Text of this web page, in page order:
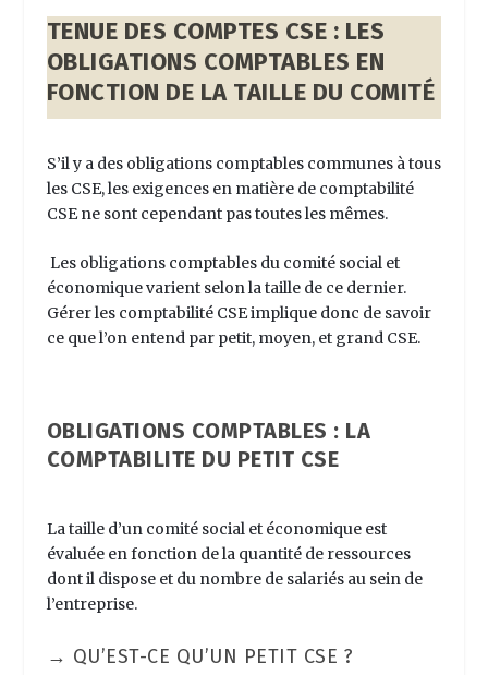
TENUE DES COMPTES CSE : LES
OBLIGATIONS COMPTABLES EN
FONCTION DE LA TAILLE DU COMITÉ
S’il y a des obligations comptables communes à tous
les CSE, les exigences en matière de comptabilité
CSEne sont cependant pas toutes les mêmes.
Les obligations comptables du comité social et
économique varient selon la taille de ce dernier.
Gérer les comptabilité CSEimplique donc de savoir
ce que l’on entend par petit, moyen, et grand CSE.
OBLIGATIONS COMPTABLES : LA
COMPTABILITE DU PETIT CSE
La taille d’un comité social et économique est
évaluée en fonction de la quantité de ressources
dont il dispose et du nombre de salariés au sein de
l’entreprise.
→ QU’EST-CE QU’UN PETIT CSE ?